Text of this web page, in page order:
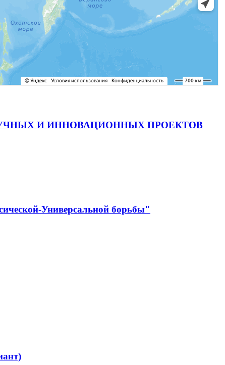
И ИННОВАЦИОННЫХ ПРОЕКТОВ
Универсальной борьбы"